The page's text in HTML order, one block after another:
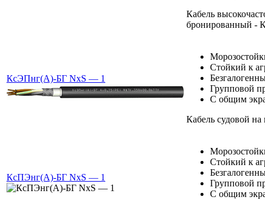
Кабель
бронированный
КсЭПнг(А)-БГ NxS — 1
Стойкий к
Групповой
С общим
Кабель судовой
КсПЭнг(А)-БГ NxS — 1
Стойкий к
Групповой
С общим